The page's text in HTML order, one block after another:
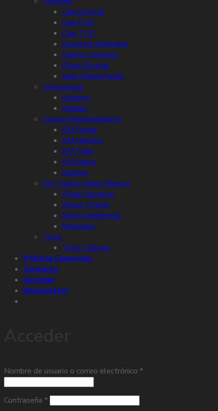
Caja Cervical
Caja PLIF
Caja TLIF
Conector Interbarra
Fijacion Columna
Placa Cervical
Jaula Corpectomia
Artroscopia
Hombro
Rodilla
Clavos Endomedulares
EM Femur
EM Humero
EM Tibia
EM Nancy
Gamma
Pie Tobillo Mano Muñeca
Placa Calcanea
Arpon Titanio
Boton Sindesmal
Minigrapa
Tutor
Tutor Tubular
Politica Comercial
Contacto
Acceder
Newsletter
Nombre de usuario o correo electrónico *
Contraseña *